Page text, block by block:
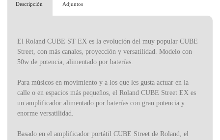
Descripción Adjuntos
El Roland CUBE ST EX es la evolución del muy popular CUBE
Street, con más canales, proyección y versatilidad. Modelo con
50w de potencia, alimentado por baterías.
Para músicos en movimiento y a los que les gusta actuar en la
calle o en espacios más pequeños, el Roland CUBE Street EX es
un amplificador alimentado por baterías con gran potencia y
enorme versatilidad.
Basado en el amplificador portátil CUBE Street de Roland, el